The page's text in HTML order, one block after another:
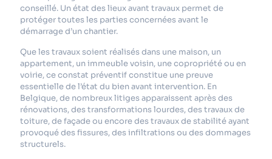
conseillé. Un état des lieux avant travaux permet de
protéger toutes les parties concernées avant le
démarrage d’un chantier.
Que les travaux soient réalisés dans une maison, un
appartement, un immeuble voisin, une copropriété ou en
voirie, ce constat préventif constitue une preuve
essentielle de l’état du bien avant intervention. En
Belgique, de nombreux litiges apparaissent après des
rénovations, des transformations lourdes, des travaux de
toiture, de façade ou encore des travaux de stabilité ayant
provoqué des fissures, des infiltrations ou des dommages
structurels.